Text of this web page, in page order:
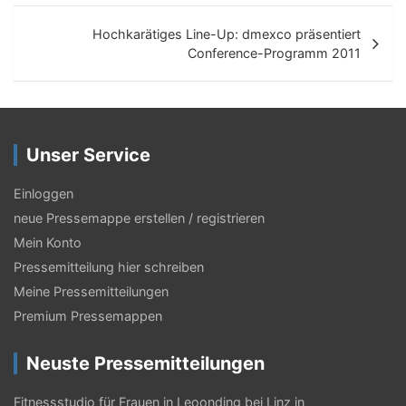
r
g
s
-
N
a
v
g
a
Hochkarätiges Line-Up: dmexco präsentiert
Conference-Programm 2011
Unser Service
Einloggen
neue Pressemappe erstellen / registrieren
Mein Konto
Pressemitteilung hier schreiben
Meine Pressemitteilungen
Premium Pressemappen
Neuste Pressemitteilungen
Fitnessstudio für Frauen in Leoonding bei Linz in